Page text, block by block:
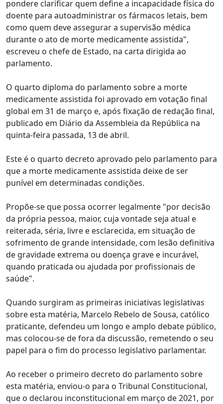
pondere clarificar quem define a incapacidade física do
doente para autoadministrar os fármacos letais, bem
como quem deve assegurar a supervisão médica
durante o ato de morte medicamente assistida",
escreveu o chefe de Estado, na carta dirigida ao
parlamento.
O quarto diploma do parlamento sobre a morte
medicamente assistida foi aprovado em votação final
global em 31 de março e, após fixação de redação final,
publicado em Diário da Assembleia da República na
quinta-feira passada, 13 de abril.
Este é o quarto decreto aprovado pelo parlamento para
que a morte medicamente assistida deixe de ser
punível em determinadas condições.
Propõe-se que possa ocorrer legalmente "por decisão
da própria pessoa, maior, cuja vontade seja atual e
reiterada, séria, livre e esclarecida, em situação de
sofrimento de grande intensidade, com lesão definitiva
de gravidade extrema ou doença grave e incurável,
quando praticada ou ajudada por profissionais de
saúde".
Quando surgiram as primeiras iniciativas legislativas
sobre esta matéria, Marcelo Rebelo de Sousa, católico
praticante, defendeu um longo e amplo debate público,
mas colocou-se de fora da discussão, remetendo o seu
papel para o fim do processo legislativo parlamentar.
Ao receber o primeiro decreto do parlamento sobre
esta matéria, enviou-o para o Tribunal Constitucional,
que o declarou inconstitucional em março de 2021, por